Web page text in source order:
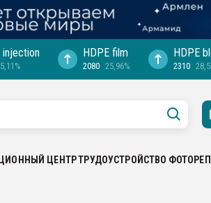
injection HDPE film
2080 25,96%
HDPE
2310
ЦЕНТРТРУДОУСТРОЙСТВО